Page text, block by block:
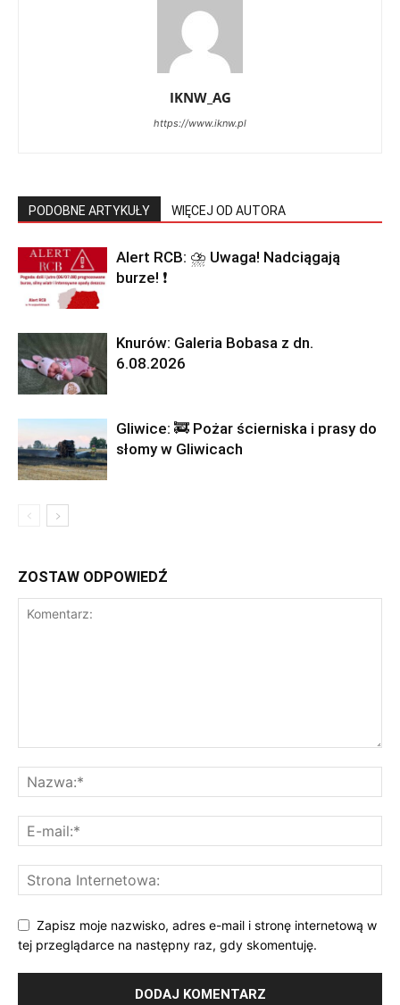
IKNW_AG
https://www.iknw.pl
PODOBNE ARTYKUŁY WIĘCEJ OD AUTORA
Alert RCB: ⛈ Uwaga! Nadciągają
burze! ❗
Knurów: Galeria Bobasa z dn.
6.08.2026
Gliwice: 🚒 Pożar ścierniska i prasy do
słomy w Gliwicach
ZOSTAW ODPOWIEDŹ
Zapisz moje nazwisko, adres e-mail i stronę internetową w
tej przeglądarce na następny raz, gdy skomentuję.